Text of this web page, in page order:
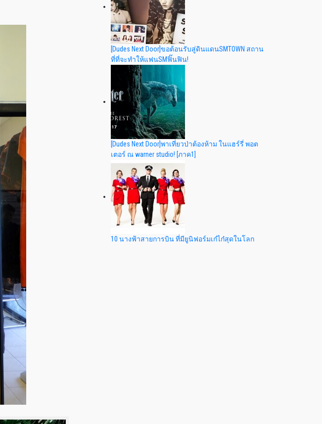
[Dudes Next Door]ขอต้อนรับสู่ดินแดนSMTOWN สถาน
ที่ที่จะทำให้แฟนSMฟิ๊นฟิน!
[Dudes Next Door]พาเที่ยวป่าต้องห้าม ในแฮร์รี่ พอต
เตอร์ ณ warner studio! [ภาค1]
10 นางฟ้าสายการบิน ที่มียูนิฟอร์มเก๋ไก๋สุดในโลก